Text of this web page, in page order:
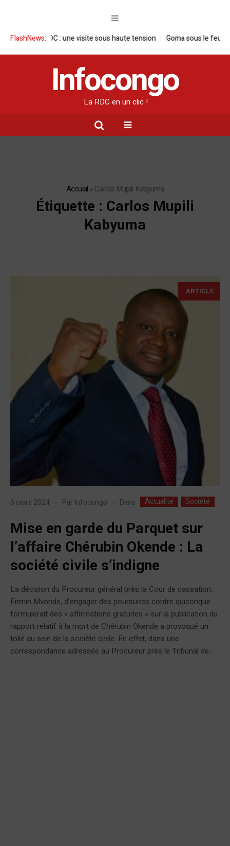
FlashNews:
en RDC : une visite sous haute tension Goma sous le feu : la
Infocongo
La RDC en un clic !
Accueil »Carlos Mupili Kabyuma
Étiquette : Carlos Mupili
Kabyuma
ARTICLE
6 mars 2024 Par Infocongo Dans Actualité Société
Mise en garde du Parquet sur
l’affaire Chérubin Okende : La
société civile s’indigne
La décision du Procureur général près la Cour de cassation,
Firmin Mvonde, d’engager des poursuites contre quiconque
formulerait des « affirmations gratuites » sur la publication du
rapport relatif à la mort de Chérubin Okende a provoqué un
tollé au sein de la société civile. En effet, dans une
correspondance adressée au Procureur près le Tribunal de...